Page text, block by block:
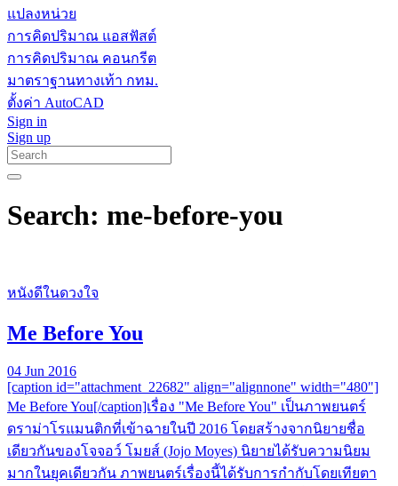
แปลงหน่วย
การคิดปริมาณ แอสฟัสต์
การคิดปริมาณ คอนกรีต
มาตราฐานทางเท้า กทม.
ตั้งค่า AutoCAD
Sign in
Sign up
Search: me-before-you
หนังดีในดวงใจ
Me Before You
04 Jun 2016
[caption id="attachment_22682" align="alignnone" width="480"]
Me Before You[/caption]เรื่อง "Me Before You" เป็นภาพยนตร์
ดราม่าโรแมนติกที่เข้าฉายในปี 2016 โดยสร้างจากนิยายชื่อ
เดียวกันของโจจอว์ โมยส์ (Jojo Moyes) นิยายได้รับความนิยม
มากในยุคเดียวกัน ภาพยนตร์เรื่องนี้ได้รับการกำกับโดยเทียตา